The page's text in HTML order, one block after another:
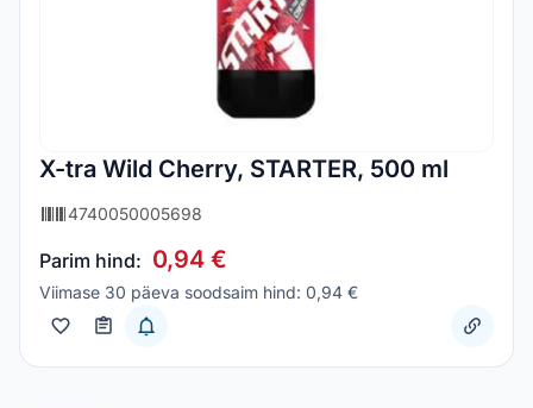
X-tra Wild Cherry, STARTER, 500 ml
4740050005698
Parim hind: 0,94 €
Viimase 30 päeva soodsaim hind: 0,94 €